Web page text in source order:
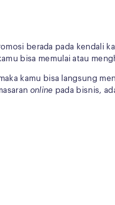
berada pada kendali
bisa memulai atau
kamu bisa langsung
online pada bisnis,